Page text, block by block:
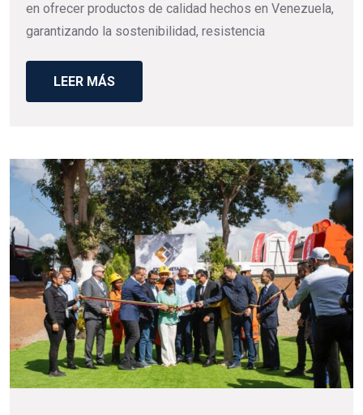
en ofrecer productos de calidad hechos en Venezuela,
garantizando la sostenibilidad, resistencia
LEER MÁS